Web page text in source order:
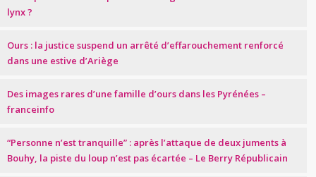
lynx ?
Ours : la justice suspend un arrêté d’effarouchement renforcé
dans une estive d’Ariège
Des images rares d’une famille d’ours dans les Pyrénées –
franceinfo
“Personne n’est tranquille” : après l’attaque de deux juments à
Bouhy, la piste du loup n’est pas écartée – Le Berry Républicain